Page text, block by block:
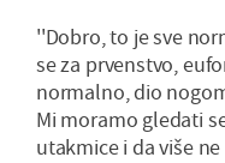
''Dobro, to je sve
se za prvenstvo,
normalno, dio
Mi moramo gledati
utakmice i da više